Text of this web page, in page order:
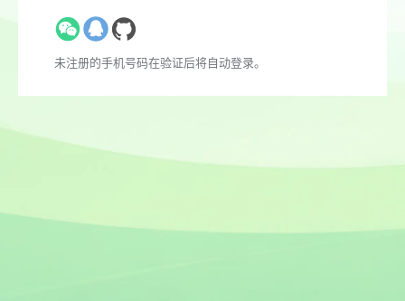
未注册的手机号码在验证后将自动登录。